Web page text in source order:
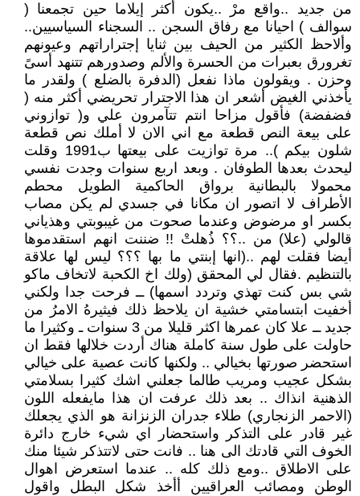
من جديد ..واقع مرْ ..يكون أكثر إيلاما حين تجمعنا (
سوالف ) احيانا مع رفاق السجن .. السجناء السياسيين..
وألاحظ الكثير من الحيف بين ثنايا إجتراراتهم وعيونهم
تغرورق بعبرات من الحسرة والألم وصدورهم تتنهد أسىً
وحزن . ويقولون ماذا نفعل (الدفرة بالضلع ) ولقدر ما
يأخذني الغيض أشعر ان هذا الاجترار تحريضي أكثر منه (
فضفضة) فأقول مزاحا انتم تتآمرون علي و( توازوني
على بيعة النص قطعة مع اني الان لا أملك نص قطعة
شلون بيكم ).. مرة توازيت على بيعتها ب1991 وقلت
ليحدث بعدها الطوفان . وبعد اربع سنوات وجدت نفسي
محمولا بالبطانية برواق الحاكمية الطويل محطم
الأطراف لا اتصور ان مكانا في جسدي لم يكن مصاب
بكسر او مرضوض وعندما صحوت من غيبوبتي وهذياني
قالولي (علا) من ..؟؟ ذُهلتْ !! ضننت انهم استقدموها
أيضا فقلت لهم ..(انها إبنتي ما بها ؟؟؟ ليس لها علاقة
بالتنظيم .فقال لي المحقق (ولك اخ الكحبة لاتخاف ماكو
شي بس كنت تهذي وتردد اسمها) ــ فرحت جدا ولكني
أخفيت ابتسامتي خشية ان يلاحظ ذلك فيثيرهُ الامرُ من
جديد ــ علا كان عمرها اكثر قليلا من 3 سنوات ـ وكثيرا ما
حاولت على طول سنة كاملة هناك أردت خلالها فقط ان
استحضر صورتها بخيالي .. ولكنها كانت عصية على خيالي
بشكل عجيب ومريب طالما جعلني اشك كثيرا بسلامتي
الذهنية انذاك .. بعد ذلك عرفت ان هذا مايفعله اللون
(الاحمر الزنجاري) طلاء جدران الزنزانة هو الذي يجعلك
غير قادر على التذكر واستحضار اي شيء خارج دائرة
الخوف التي قادتك الى هنا .. فانت حتى لاتتذكر شيئا منك
على الاطلاق ..ومع ذلك كله .. عندما استعرض اهوال
الوطن ومصائب العراقيين أأخذ شكل البطل واقول